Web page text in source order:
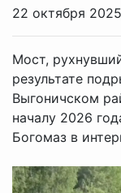
22 октября
Мост,
результате
Выгоничском
началу 2026
Богомаз в